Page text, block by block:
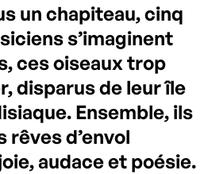
un chapiteau, cinq
s’imaginent
ces oiseaux trop
disparus de leur île
Ensemble, ils
d’envol
audace et poésie.